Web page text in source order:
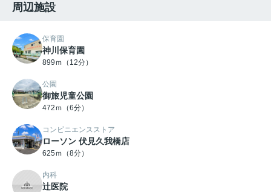
周辺施設
保育園
神川保育園
899ｍ（12分）
公園
御旅児童公園
472ｍ（6分）
コンビニエンスストア
ローソン 伏見久我橋店
625ｍ（8分）
内科
辻医院